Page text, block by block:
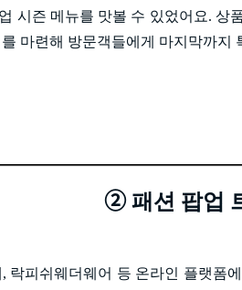
시즌 메뉴를 맛볼 수 있었어요. 상
마련해 방문객들에게 마지막까지
➁패션 팝업
락피쉬웨더웨어 등 온라인 플랫폼